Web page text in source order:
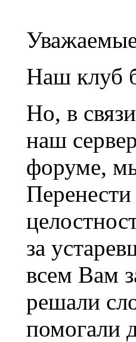
Наш клуб
Но, в
наш
форуме,
за
всем Вам
решали
помогали